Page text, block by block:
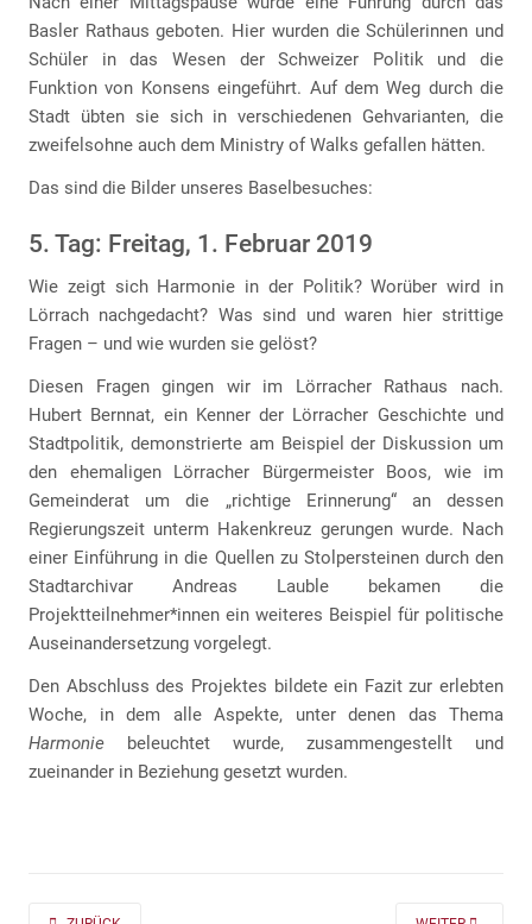
Basler Rathaus geboten. Hier wurden die Schülerinnen und
Schüler in das Wesen der Schweizer Politik und die
Funktion von Konsens eingeführt. Auf dem Weg durch die
Stadt übten sie sich in verschiedenen Gehvarianten, die
zweifelsohne auch dem Ministry of Walks gefallen hätten.
Das sind die Bilder unseres Baselbesuches:
5. Tag: Freitag, 1. Februar 2019
Wie zeigt sich Harmonie in der Politik? Worüber wird in
Lörrach nachgedacht? Was sind und waren hier strittige
Fragen – und wie wurden sie gelöst?
Diesen Fragen gingen wir im Lörracher Rathaus nach.
Hubert Bernnat, ein Kenner der Lörracher Geschichte und
Stadtpolitik, demonstrierte am Beispiel der Diskussion um
den ehemaligen Lörracher Bürgermeister Boos, wie im
Gemeinderat um die „richtige Erinnerung“ an dessen
Regierungszeit unterm Hakenkreuz gerungen wurde. Nach
einer Einführung in die Quellen zu Stolpersteinen durch den
Stadtarchivar Andreas Lauble bekamen die
Projektteilnehmer*innen ein weiteres Beispiel für politische
Auseinandersetzung vorgelegt.
Den Abschluss des Projektes bildete ein Fazit zur erlebten
Woche, in dem alle Aspekte, unter denen das Thema
Harmonie beleuchtet wurde, zusammengestellt und
zueinander in Beziehung gesetzt wurden.